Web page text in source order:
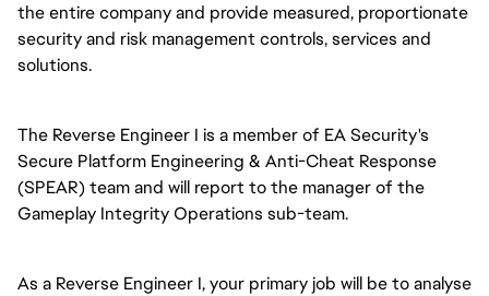
the entire company and provide measured, proportionate
security and risk management controls, services and
solutions.
The Reverse Engineer I is a member of EA Security's
Secure Platform Engineering & Anti-Cheat Response
(SPEAR) team and will report to the manager of the
Gameplay Integrity Operations sub-team.
As a Reverse Engineer I, your primary job will be to analyse